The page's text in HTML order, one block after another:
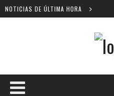
NOTICIAS DE ÚLTIMA HORA
escolares